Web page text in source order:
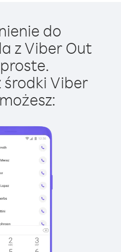
do
z Viber Out
środki Viber